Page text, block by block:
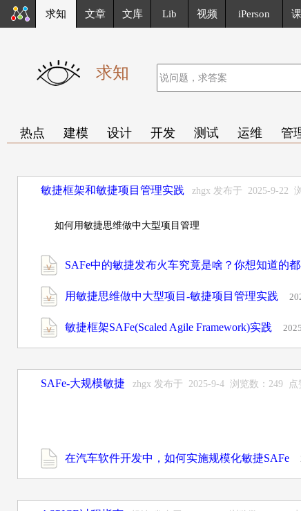
求知 文章 文库 Lib 视频 iPerson
求知
热点 建模 设计 开发 测试 运维 管
敏捷框架和敏捷项目管理实践 zhgx 发布于 2025-9-22
如何用敏捷思维做中大型项目管理
SAFe中的敏捷发布火车究竟是啥？你想知道的
用敏捷思维做中大型项目-敏捷项目管理实践
敏捷框架SAFe(Scaled Agile Framework)实践
SAFe-大规模敏捷 zhgx 发布于 2025-9-4 浏览数：249 点
在汽车软件开发中，如何实施规模化敏捷SAFe